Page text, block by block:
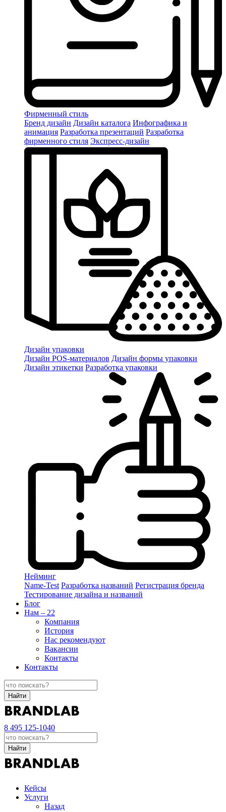
Фирменный стиль
Бренд дизайн Дизайн каталога Инфографика и
анимация Разработка презентаций Разработка
фирменного стиля Экспресс-дизайн
Дизайн упаковки
Дизайн POS-материалов Дизайн формы упаковки
Дизайн этикетки Разработка упаковки
Нейминг
Name-Test Разработка названий Регистрация бренда
Тестирование дизайна и названий
Блог
Нам – 22
Компания
История
Нас рекомендуют
Вакансии
Контакты
Контакты
Найти
8 495 125-1040
Найти
Кейсы
Услуги
Назад